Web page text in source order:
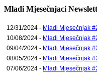
Mladi Mjesečnjaci
12/31/2024 - Mladi Mjesečnjak
10/08/2024 - Mladi Mjesečnjak
09/04/2024 - Mladi Mjesečnjak
08/05/2024 - Mladi Mjesečnjak
07/06/2024 - Mladi Mjesečnjak